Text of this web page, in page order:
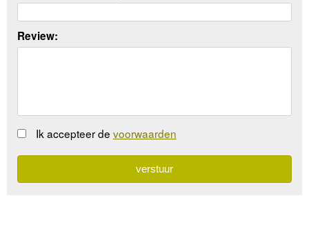
Review:
Ik accepteer de voorwaarden